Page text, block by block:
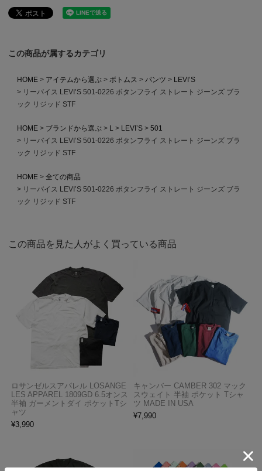
この商品が属するカテゴリ
HOME アイテムから選ぶ ボトムス パンツ
LEVI’S
リーバイス LEVI’S 501-0226 ボタンフライ ストレート ジーンズ ブラ
ック リジッド STF
HOME ブランドから選ぶ L LEVI’S
501
リーバイス LEVI’S 501-0226 ボタンフライ ストレート ジーンズ ブラ
ック リジッド STF
HOME
全ての商品
リーバイス LEVI’S 501-0226 ボタンフライ ストレート ジーンズ ブラ
ック リジッド STF
この商品を見た人がよく買っている商品
ロサンゼルスアパレル LOSANGE
LES APPAREL 1809GD 6.5オンス
半袖 ガーメントダイ ポケットTシ
ャツ
¥3,990
キャンバー CAMBER 302 マック
スウェイト 半袖 ポケット Tシャ
ツ MADE IN USA
¥7,990